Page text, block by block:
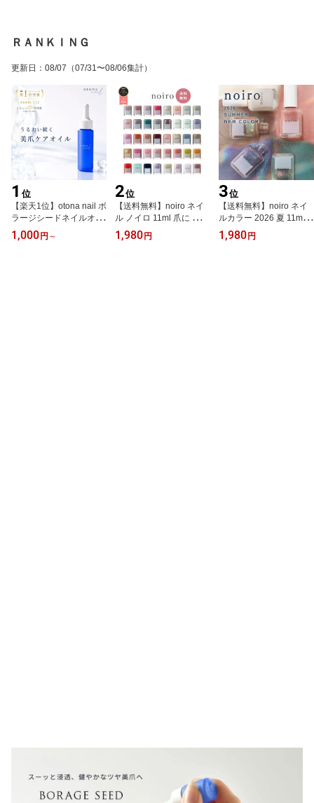
ＲＡＮＫＩＮＧ
更新日 ： 08/07 （07/31〜08/06集計）
1 位
【楽天1位】otona nail ボ
ラージシードネイルオイ
ル （植物性 キューティ
クルオイル ネイルケア）
1,000 円 ～
2位
【送料無料】noiro ネイ
ル ノイロ 11ml 爪に 優し
い 偏光パール マニキュ
ア セルフネイル きれい
1,980 円
3位
【送料無料】noiro ネイ
ルカラー 2026 夏 11ml
ノイロ 爪に 優しい マニ
キュア セルフネイル ラ
1,980 円